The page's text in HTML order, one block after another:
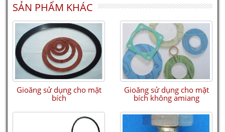
GVR - B series
SẢN PHẨM KHÁC
Gioăng sử dụng cho mặt
bích
Gioăng sử dụng cho mặt
bích không amiang